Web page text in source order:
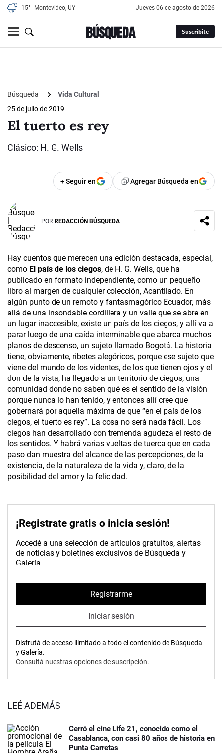
15° Montevideo, UY jueves 06 de agosto de 2026
Suscribite
Búsqueda
Vida Cultural
25 de julio de 2019
El tuerto es rey
Clásico: H. G. Wells
+ Seguir en Agregar Búsqueda en
POR REDACCIÓN BÚSQUEDA
Hay cuentos que merecen una edición destacada, especial,
como El país de los ciegos, de H. G. Wells, que ha
publicado en formato independiente, como un pequeño
libro al margen de cualquier colección, Acantilado. En
algún punto de un remoto y fantasmagórico Ecuador, más
allá de una insondable cordillera y un valle que se abre en
un lugar inaccesible, existe un país de los ciegos, y allí va a
parar luego de una caída interminable que abarca muchos
planos de descenso, un sujeto llamado Bogotá. La historia
tiene, obviamente, ribetes alegóricos, porque ese sujeto que
viene del mundo de los videntes, de los que tienen ojos y el
don de la vista, ha llegado a un territorio de ciegos, una
comunidad donde no saben qué es el sentido de la visión
porque nunca lo han tenido, y entonces allí cree que
gobernará por aquella máxima de que “en el país de los
ciegos, el tuerto es rey”. La cosa no será nada fácil. Los
ciegos han desarrollado con tremenda agudeza el resto de
los sentidos. Y habrá varias vueltas de tuerca que en cada
paso dan muestra del alcance de las percepciones, de la
existencia, de la naturaleza de la vida y, claro, de la
posibilidad del amor y la felicidad.
¡Registrate gratis o inicia sesión!
Accedé a una selección de artículos gratuitos, alertas
de noticias y boletines exclusivos de Búsqueda y
Galería.
Registrarme
Iniciar sesión
Disfrutá de acceso ilimitado a todo el contenido de Búsqueda
y Galería.
Consultá nuestras opciones de suscripción.
LEÉ ADEMÁS
Cerró el cine Life 21, conocido como el
Casablanca, con casi 80 años de historia en
Punta Carretas